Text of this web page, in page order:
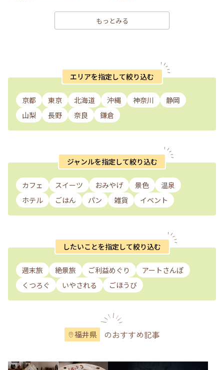
もっとみる
エリアを指定して絞り込む
京都 東京 北海道 沖縄 神奈川
静岡
山梨
長野 奈良 鎌倉
ジャンルを指定して絞り込む
カフェ スイーツ おみやげ 景色
温泉
ホテル
ごはん パン 雑貨 イベント
したいことを指定して絞り込む
週末旅 絶景旅 ご利益めぐり
アートさんぽ
くつろぐ
いやされる ごほうび
福井県 のおすすめ記事